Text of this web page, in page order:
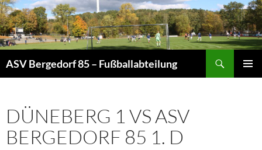
Zum
Inhalt
springen
ASV Bergedorf 85 – Fußballabteilung
DÜNEBERG 1 VS ASV
BERGEDORF 85 1. D